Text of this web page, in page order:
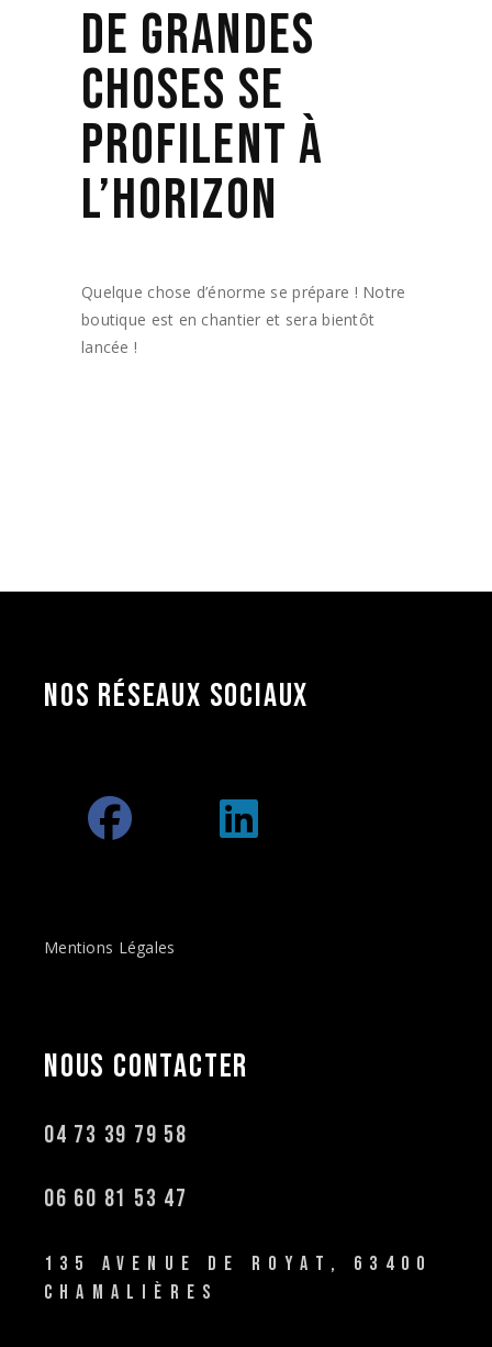
DE GRANDES
CHOSES SE
PROFILENT À
L’HORIZON
Quelque chose d’énorme se prépare ! Notre
boutique est en chantier et sera bientôt
lancée !
NOS RÉSEAUX SOCIAUX
Mentions Légales
NOUS CONTACTER
04 73 39 79 58
06 60 81 53 47
135 AVENUE DE ROYAT, 63400
CHAMALIÈRES